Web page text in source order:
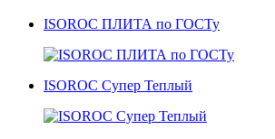
ISOROC ПЛИТА по ГОСТу
ISOROC Супер Теплый